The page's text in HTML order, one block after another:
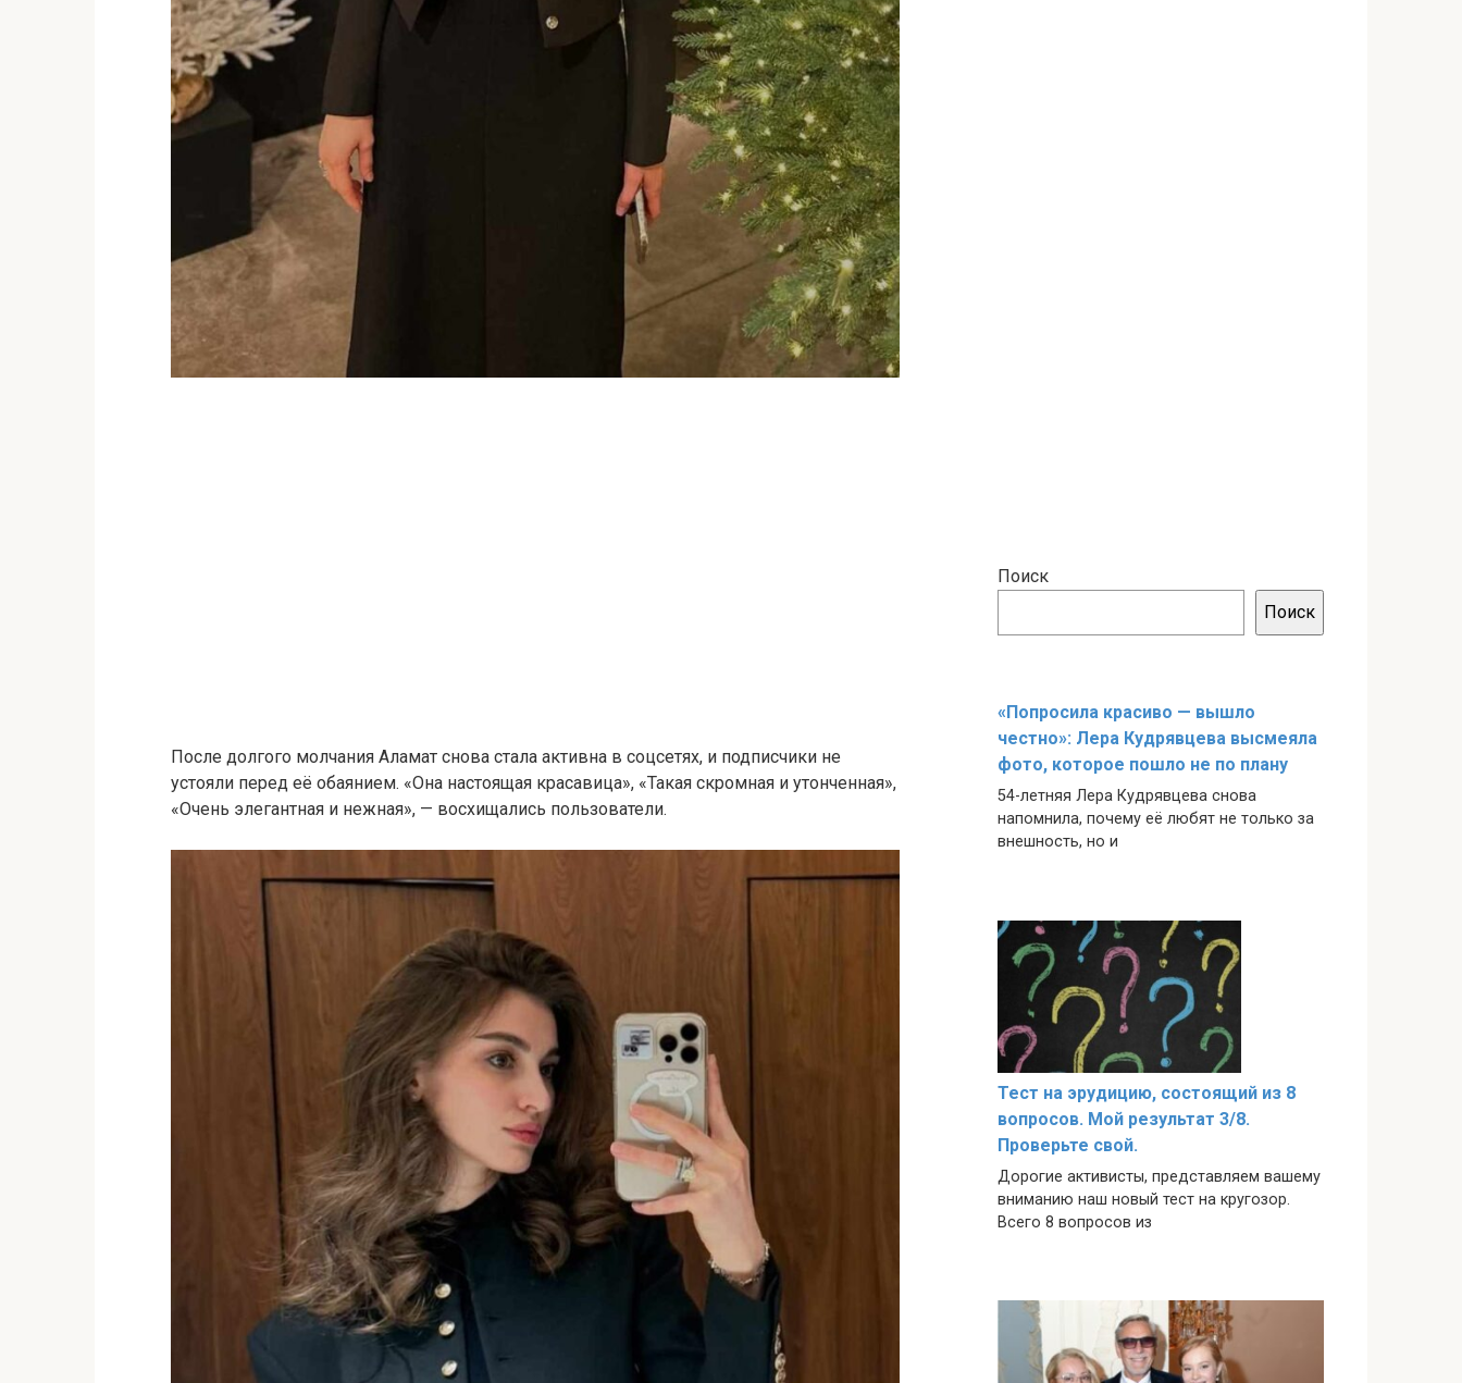
После долгого молчания Аламат снова стала активна в соцсетях, и подписчики не
устояли перед её обаянием. «Она настоящая красавица», «Такая скромная и утонченная»,
«Очень элегантная и нежная», — восхищались пользователи.
Поиск
Поиск
«Попросила красиво — вышло
честно»: Лера Кудрявцева высмеяла
фото, которое пошло не по плану
54-летняя Лера Кудрявцева снова
напомнила, почему её любят не только за
внешность, но и
Тест на эрудицию, состоящий из 8
вопросов. Мой результат 3/8.
Проверьте свой.
Дорогие активисты, представляем вашему
вниманию наш новый тест на кругозор.
Всего 8 вопросов из